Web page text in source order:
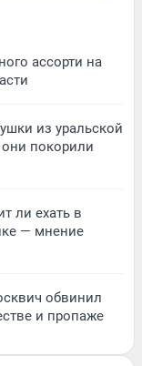
ассорти на
из уральской
покорили
ли ехать в
— мнение
обвинил
и пропаже